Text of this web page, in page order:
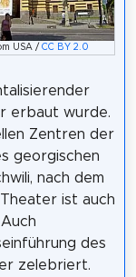
USA / CC BY 2.0
erbaut wurde.
Zentren der
georgischen
nach dem
ist auch
des
zelebriert.